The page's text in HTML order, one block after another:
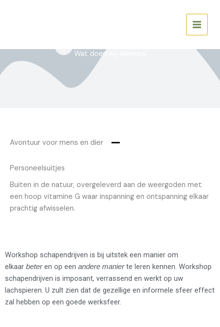
Wat doen wij allemaal
Avontuur voor mens en dier
Personeelsuitjes
Buiten in de natuur, overgeleverd aan de weergoden met
een hoop vitamine G waar inspanning en ontspanning elkaar
prachtig afwisselen.
Workshop schapendrijven is bij uitstek een manier om
elkaar beteren op een andere manierte leren kennen. Workshop
schapendrijven is imposant, verrassend en werkt op uw
lachspieren. U zult zien dat de gezellige en informele sfeer effect
zal hebben op een goede werksfeer.